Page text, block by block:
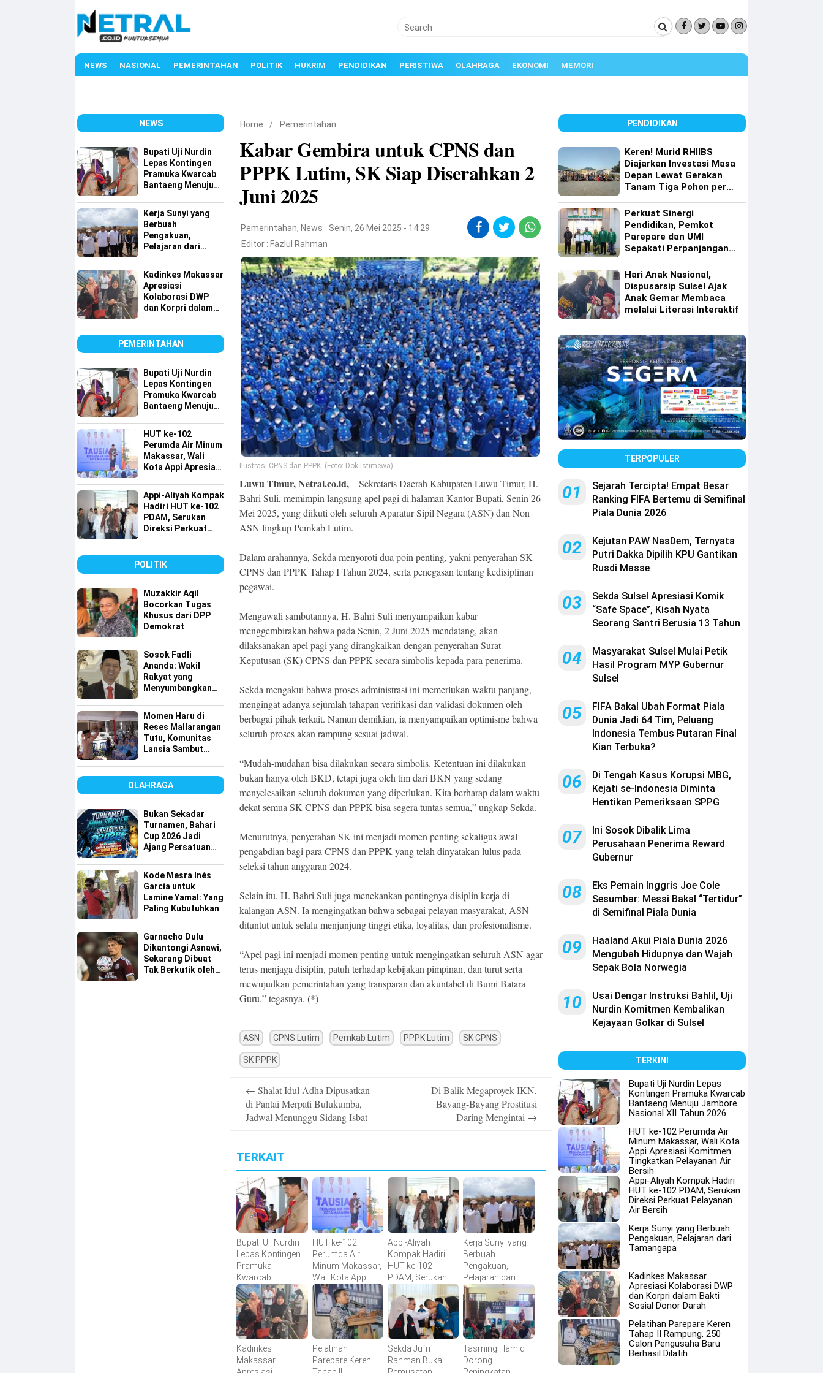
NEWS NASIONAL PEMERINTAHAN POLITIK HUKRIM PENDIDIKAN PERISTIWA OLAHRAGA EKONOMI MEMORI
NEWS
Bupati Uji Nurdin
Lepas Kontingen
Pramuka Kwarcab
Bantaeng Menuju
Kerja Sunyi yang
Berbuah
Pengakuan,
Pelajaran dari
Kadinkes Makassar
Apresiasi
Kolaborasi DWP
dan Korpri dalam
PEMERINTAHAN
Bupati Uji Nurdin
Lepas Kontingen
Pramuka Kwarcab
Bantaeng Menuju
HUT ke-102
Perumda Air Minum
Makassar, Wali
Kota Appi Apresiasi
Pelayanan Air
Bersih
Appi-Aliyah Kompak
Hadiri HUT ke-102
PDAM, Serukan
Direksi Perkuat
POLITIK
Muzakkir Aqil
Bocorkan Tugas
Khusus dari DPP
Demokrat
Sosok Fadli
Ananda: Wakil
Rakyat yang
Menyumbangkan
Kurang Mampu
Momen Haru di
Reses Mallarangan
Tutu, Komunitas
Lansia Sambut
OLAHRAGA
Bukan Sekadar
Turnamen, Bahari
Cup 2026 Jadi
Ajang Persatuan
Sinjai
Kode Mesra Inés
García untuk
Lamine Yamal: Yang
Paling Kubutuhkan
Garnacho Dulu
Dikantongi Asnawi,
Sekarang Dibuat
Tak Berkutik oleh
Home / Pemerintahan
Kabar Gembira untuk CPNS dan
PPPK Lutim, SK Siap Diserahkan 2
Juni 2025
Pemerintahan, News
Senin, 26 Mei 2025 - 14:29
Editor : Fazlul Rahman
Ilustrasi CPNS dan PPPK. (Foto: Dok Istimewa).
Luwu Timur, Netral.co.id,– Sekretaris Daerah Kabupaten Luwu Timur, H.
Bahri Suli, memimpin langsung apel pagi di halaman Kantor Bupati, Senin 26
Mei 2025, yang diikuti oleh seluruh Aparatur Sipil Negara (ASN) dan Non
ASN lingkup Pemkab Lutim.
Dalam arahannya, Sekda menyoroti dua poin penting, yakni penyerahan SK
CPNS dan PPPK Tahap I Tahun 2024, serta penegasan tentang kedisiplinan
pegawai.
Mengawali sambutannya, H. Bahri Suli menyampaikan kabar
menggembirakan bahwa pada Senin, 2 Juni 2025 mendatang, akan
dilaksanakan apel pagi yang dirangkaikan dengan penyerahan Surat
Keputusan (SK) CPNS dan PPPK secara simbolis kepada para penerima.
Sekda mengakui bahwa proses administrasi ini memerlukan waktu panjang,
mengingat adanya sejumlah tahapan verifikasi dan validasi dokumen oleh
berbagai pihak terkait. Namun demikian, ia menyampaikan optimisme bahwa
seluruh proses akan rampung sesuai jadwal.
“Mudah-mudahan bisa dilakukan secara simbolis. Ketentuan ini dilakukan
bukan hanya oleh BKD, tetapi juga oleh tim dari BKN yang sedang
menyelesaikan seluruh dokumen yang diperlukan. Kita berharap dalam waktu
dekat semua SK CPNS dan PPPK bisa segera tuntas semua,” ungkap Sekda.
Menurutnya, penyerahan SK ini menjadi momen penting sekaligus awal
pengabdian bagi para CPNS dan PPPK yang telah dinyatakan lulus pada
seleksi tahun anggaran 2024.
Selain itu, H. Bahri Suli juga menekankan pentingnya disiplin kerja di
kalangan ASN. Ia mengingatkan bahwa sebagai pelayan masyarakat, ASN
dituntut untuk selalu menjunjung tinggi etika, loyalitas, dan profesionalisme.
“Apel pagi ini menjadi momen penting untuk mengingatkan seluruh ASN agar
terus menjaga disiplin, patuh terhadap kebijakan pimpinan, dan turut serta
mewujudkan pemerintahan yang transparan dan akuntabel di Bumi Batara
Guru,” tegasnya. (*)
ASN CPNS Lutim Pemkab Lutim PPPK Lutim SK CPNS
SK PPPK
navigation
← Shalat Idul Adha Dipusatkan
di Pantai Merpati Bulukumba,
Jadwal Menunggu Sidang Isbat
Di Balik Megaproyek IKN,
Bayang-Bayang Prostitusi
Daring Mengintai →
TERKAIT
Bupati Uji Nurdin
Lepas Kontingen
Pramuka
Kwarcab
Bantaeng Menuju
Jambore
Nasional XII
Tahun 2026
HUT ke-102
Perumda Air
Minum Makassar,
Wali Kota Appi
Apresiasi
Komitmen
Tingkatkan
Pelayanan Air
Bersih
Appi-Aliyah
Kompak Hadiri
HUT ke-102
PDAM, Serukan
Direksi Perkuat
Pelayanan Air
Bersih
Kerja Sunyi yang
Berbuah
Pengakuan,
Pelajaran dari
Tamangapa
Kadinkes
Makassar
Pelatihan
Parepare Keren
Sekda Jufri
Rahman Buka
Tasming Hamid
Dorong
PENDIDIKAN
Keren! Murid RHIIBS
Diajarkan Investasi Masa
Depan Lewat Gerakan
Tanam Tiga Pohon per
Perkuat Sinergi
Pendidikan, Pemkot
Parepare dan UMI
Sepakati Perpanjangan
Perguruan Tinggi
Hari Anak Nasional,
Dispusarsip Sulsel Ajak
Anak Gemar Membaca
melalui Literasi Interaktif
TERPOPULER
01
Sejarah Tercipta! Empat Besar
Ranking FIFA Bertemu di Semifinal
Piala Dunia 2026
02
Kejutan PAW NasDem, Ternyata
Putri Dakka Dipilih KPU Gantikan
Rusdi Masse
03
Sekda Sulsel Apresiasi Komik
“Safe Space”, Kisah Nyata
Seorang Santri Berusia 13 Tahun
04
Masyarakat Sulsel Mulai Petik
Hasil Program MYP Gubernur
Sulsel
05
FIFA Bakal Ubah Format Piala
Dunia Jadi 64 Tim, Peluang
Indonesia Tembus Putaran Final
Kian Terbuka?
06
Di Tengah Kasus Korupsi MBG,
Kejati se-Indonesia Diminta
Hentikan Pemeriksaan SPPG
07
Ini Sosok Dibalik Lima
Perusahaan Penerima Reward
Gubernur
08
Eks Pemain Inggris Joe Cole
Sesumbar: Messi Bakal “Tertidur”
di Semifinal Piala Dunia
09
Haaland Akui Piala Dunia 2026
Mengubah Hidupnya dan Wajah
Sepak Bola Norwegia
10
Usai Dengar Instruksi Bahlil, Uji
Nurdin Komitmen Kembalikan
Kejayaan Golkar di Sulsel
TERKINI
Bupati Uji Nurdin Lepas
Kontingen Pramuka Kwarcab
Bantaeng Menuju Jambore
Nasional XII Tahun 2026
HUT ke-102 Perumda Air
Minum Makassar, Wali Kota
Appi Apresiasi Komitmen
Tingkatkan Pelayanan Air
Bersih
Appi-Aliyah Kompak Hadiri
HUT ke-102 PDAM, Serukan
Direksi Perkuat Pelayanan
Air Bersih
Kerja Sunyi yang Berbuah
Pengakuan, Pelajaran dari
Tamangapa
Kadinkes Makassar
Apresiasi Kolaborasi DWP
dan Korpri dalam Bakti
Sosial Donor Darah
Pelatihan Parepare Keren
Tahap II Rampung, 250
Calon Pengusaha Baru
Berhasil Dilatih